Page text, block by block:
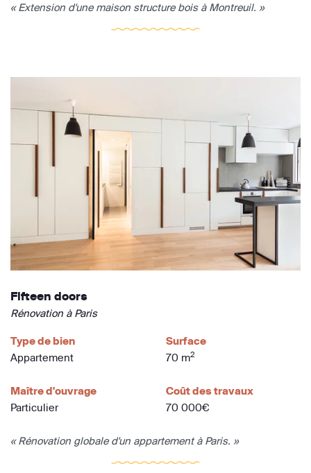
« Extension d'une maison structure bois à Montreuil. »
Fifteen doors
Rénovation à Paris
Type de bien
Appartement
Surface
70 m2
Maître d'ouvrage
Particulier
Coût des travaux
70 000€
« Rénovation globale d'un appartement à Paris. »